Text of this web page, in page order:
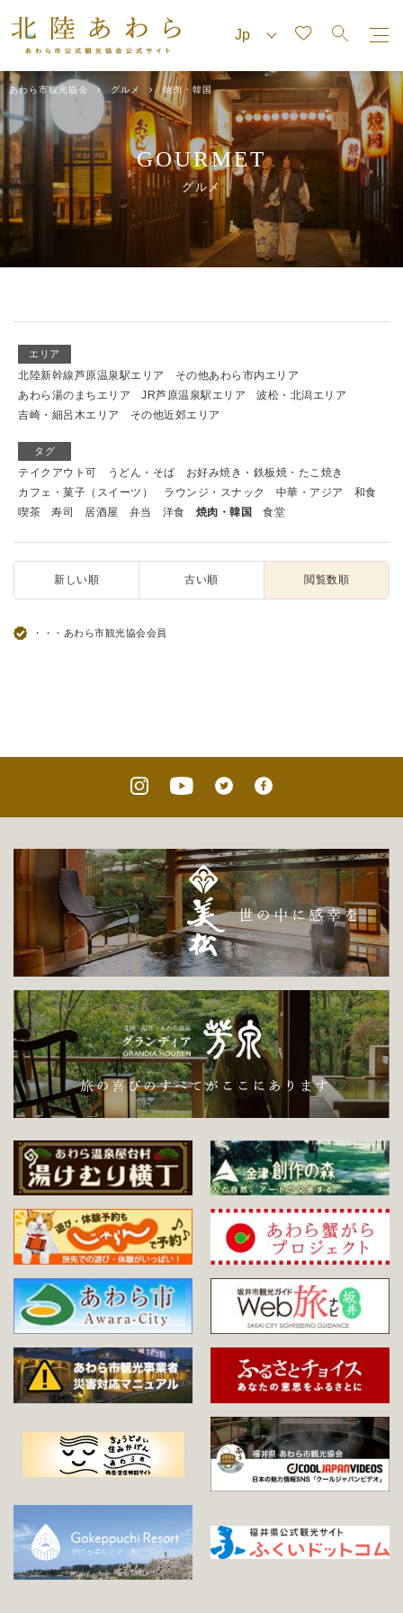
あわら市観光協会 グルメ 焼肉・韓国
GOURMET
グルメ
エリア
北陸新幹線芦原温泉駅エリア
その他あわら市内エリア
あわら湯のまちエリア
JR芦原温泉駅エリア
波松・北潟エリア
吉崎・細呂木エリア
その他近郊エリア
タグ
テイクアウト可 うどん・そば
お好み焼き・鉄板焼・たこ焼き
カフェ・菓子（スイーツ）
ラウンジ・スナック 中華・アジア
和食
喫茶
寿司 居酒屋 弁当 洋食 焼肉・韓国 食堂
新しい順 古い順 閲覧数順
・・・あわら市観光協会会員